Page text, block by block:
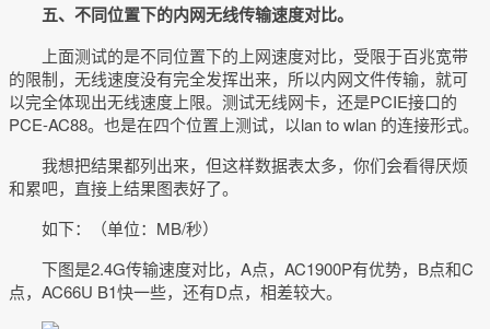
五、不同位置下的内网无线传输速度对比。
上面测试的是不同位置下的上网速度对比，受限于百兆宽带
的限制，无线速度没有完全发挥出来，所以内网文件传输，就可
以完全体现出无线速度上限。测试无线网卡，还是PCIE接口的
PCE-AC88。也是在四个位置上测试，以lan to wlan 的连接形式。
我想把结果都列出来，但这样数据表太多，你们会看得厌烦
和累吧，直接上结果图表好了。
如下：（单位：MB/秒）
下图是2.4G传输速度对比，A点，AC1900P有优势，B点和C
点，AC66U B1快一些，还有D点，相差较大。